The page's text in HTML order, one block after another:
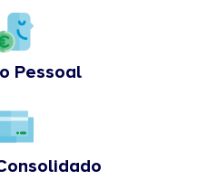
Pessoal